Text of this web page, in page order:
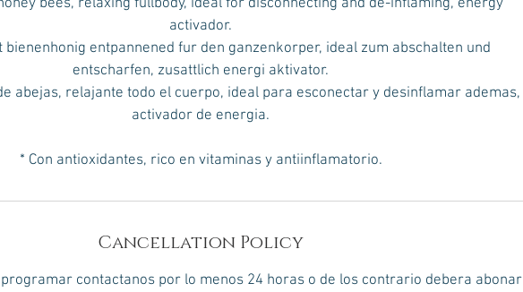
bees, relaxing fullbody, ideal for disconnecting and de-inflaming, energy
activador.
bienenhonig entpannened fur den ganzenkorper, ideal zum abschalten und
entscharfen, zusattlich energi aktivator.
abejas, relajante todo el cuerpo, ideal para esconectar y desinflamar ademas,
activador de energia.
* Con antioxidantes, rico en vitaminas y antiinflamatorio.
Cancellation Policy
contactanos por lo menos 24 horas o de los contrario debera abonar